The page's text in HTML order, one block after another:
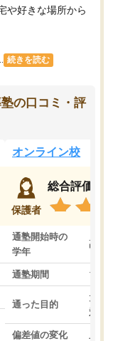
や好きな場所から
続きを読む
の口コミ・評
オンライン校
保護者
総合評価
通塾開始時の
学年
高3
通塾期間 1～3
通った目的
大学
対策
偏差値の変化